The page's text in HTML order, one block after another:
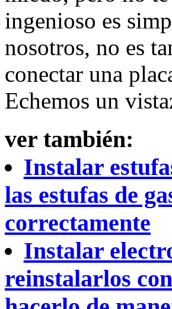
ingenioso es
nosotros, no es
conectar una
Echemos un
ver también:
Instalar
las estufas de
correctamente
Instalar
reinstalarlos